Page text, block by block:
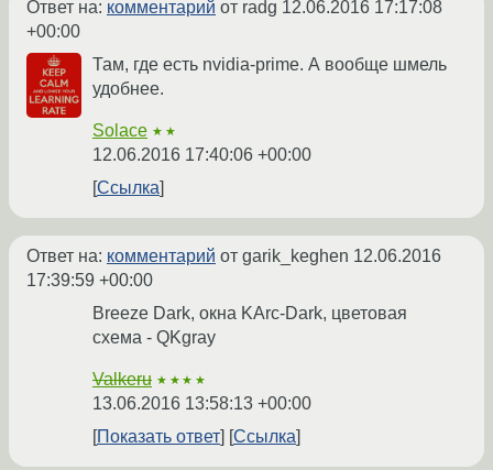
Ответ на: комментарий от radg 12.06.2016 17:17:08
+00:00
Там, где есть nvidia-prime. А вообще шмель
удобнее.
Solace ★★
12.06.2016 17:40:06 +00:00
Ссылка
Ответ на: комментарий от garik_keghen 12.06.2016
17:39:59 +00:00
Breeze Dark, окна KArc-Dark, цветовая
схема - QKgray
Valkeru ★★★★
13.06.2016 13:58:13 +00:00
Показать ответ
Ссылка